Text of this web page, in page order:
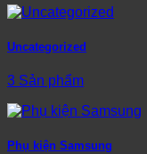
Uncategorized
3 Sản phẩm
Phụ kiện Samsung